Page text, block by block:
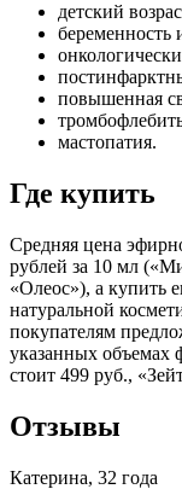
детский
беременность
повышенная
мастопатия.
Где купить
Средняя цена
рублей за 10 мл
«Олеос»), а купить
натуральной
покупателям
указанных объемах
стоит 499 руб.,
Отзывы
Катерина, 32 года